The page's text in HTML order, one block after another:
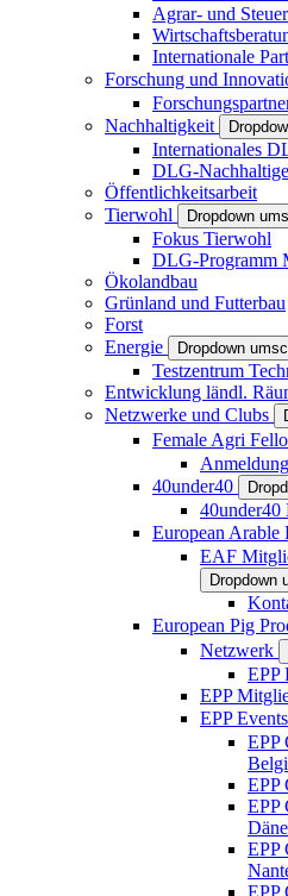
Agrar- und
Internationale
Forschung und
Nachhaltigkeit
Internationales
DLG-
Öffentlichkeitsarbeit
Tierwohl
Dropdown
Fokus Tierwohl
DLG-Programm
Ökolandbau
Grünland und Futterbau
Forst
Energie
Dropdown
Testzentrum
Entwicklung ländl.
Netzwerke und Clubs
Female Agri
40under40
40under40
European Arable
EAF
Dropdown
European Pig
Netzwerk
EPP
EPP
EPP Events
EPP
EPP
EPP
EPP